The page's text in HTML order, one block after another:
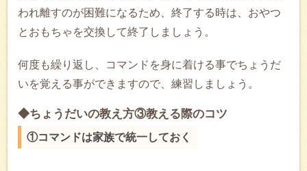
われ離すのが困難になるため、終了する時は、おやつ
とおもちゃを交換して終了しましょう。
何度も繰り返し、コマンドを身に着ける事でちょうだ
いを覚える事ができますので、練習しましょう。
◆ちょうだいの教え方③教える際のコツ
①コマンドは家族で統一しておく